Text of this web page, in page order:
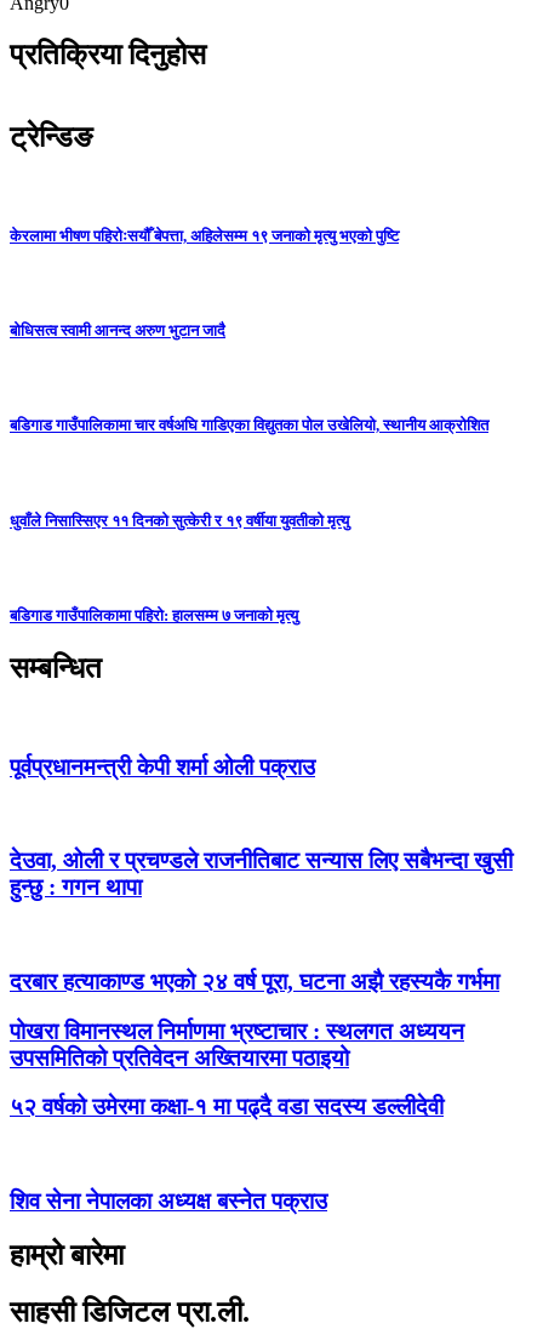
प्रतिक्रिया दिनुहोस
ट्रेन्डिङ
केरलामा भीषण पहिरोःसयौँ बेपत्ता, अहिलेसम्म १९ जनाको मृत्यु भएको पुष्टि
बोधिसत्व स्वामी आनन्द अरुण भुटान जादै
बडिगाड गाउँपालिकामा चार वर्षअघि गाडिएका विद्युतका पोल उखेलियो, स्थानीय आक्रोशित
धुवाँले निसास्सिएर ११ दिनको सुत्केरी र १९ वर्षीया युवतीको मृत्यु
बडिगाड गाउँपालिकामा पहिरो: हालसम्म ७ जनाको मृत्यु
सम्बन्धित
पूर्वप्रधानमन्त्री केपी शर्मा ओली पक्राउ
देउवा, ओली र प्रचण्डले राजनीतिबाट सन्यास लिए सबैभन्दा खुसी
हुन्छु : गगन थापा
दरबार हत्याकाण्ड भएको २४ वर्ष पूरा, घटना अझै रहस्यकै गर्भमा
पोखरा विमानस्थल निर्माणमा भ्रष्टाचार : स्थलगत अध्ययन
उपसमितिको प्रतिवेदन अख्तियारमा पठाइयो
५२ वर्षको उमेरमा कक्षा-१ मा पढ्दै वडा सदस्य डल्लीदेवी
शिव सेना नेपालका अध्यक्ष बस्नेत पक्राउ
हाम्रो बारेमा
साहसी डिजिटल प्रा.ली.